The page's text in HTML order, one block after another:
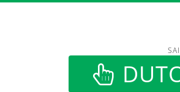
https://